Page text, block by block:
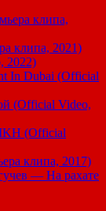
клипа,
клипа, 2021)
2022)
In Dubai (Official
(Official Video,
(Official
клипа, 2017)
— На рахате